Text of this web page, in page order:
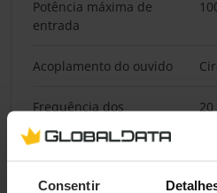
Consentir
Potência máxima de
entrada
Acoplamento do ouvido
Frequência dos
auscultadores
20